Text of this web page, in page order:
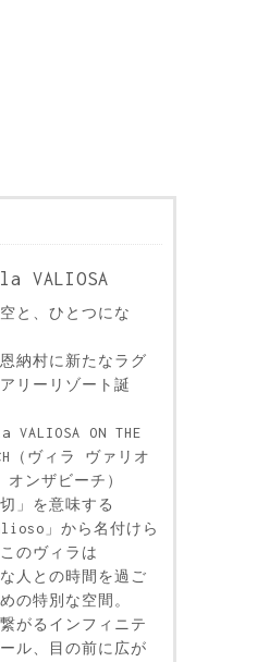
VALIOSA
と、ひとつにな
納村に新たなラグ
リーリゾート誕
ON THE
（ヴィラ ヴァリオ
オンザビーチ）
切」を意味する
」から名付けら
のヴィラは
人との時間を過ご
の特別な空間。
がるインフィニテ
ル、目の前に広が